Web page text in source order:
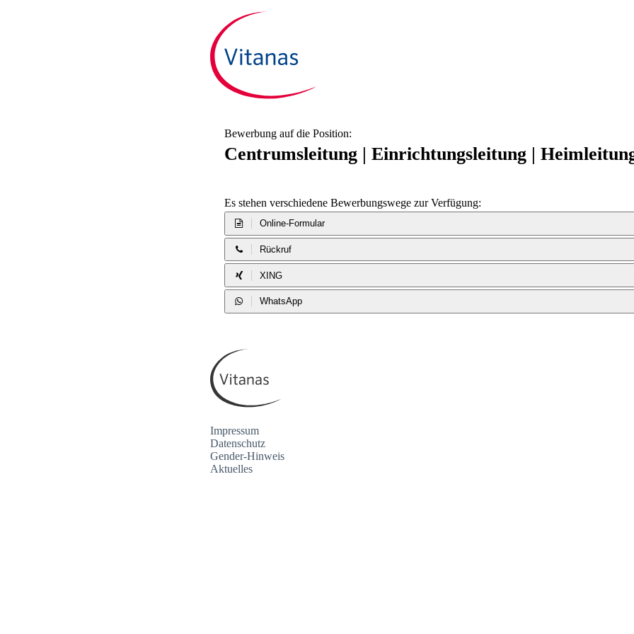
Bewerbung auf die Position:
Centrumsleitung | Einrichtungsleitung |
Es stehen verschiedene Bewerbungswege zur Verfügung:
Online-Formular
Rückruf
XING
WhatsApp
Impressum
Datenschutz
Gender-Hinweis
Aktuelles